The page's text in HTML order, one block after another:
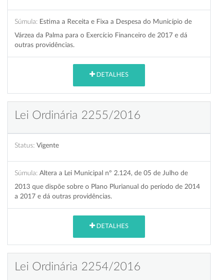
Súmula: Estima a Receita e Fixa a Despesa do Município de
Várzea da Palma para o Exercício Financeiro de 2017 e dá
outras providências.
DETALHES
Lei Ordinária 2255/2016
Status: Vigente
Súmula: Altera a Lei Municipal nº 2.124, de 05 de Julho de
2013 que dispõe sobre o Plano Plurianual do período de 2014
a 2017 e dá outras providências.
DETALHES
Lei Ordinária 2254/2016